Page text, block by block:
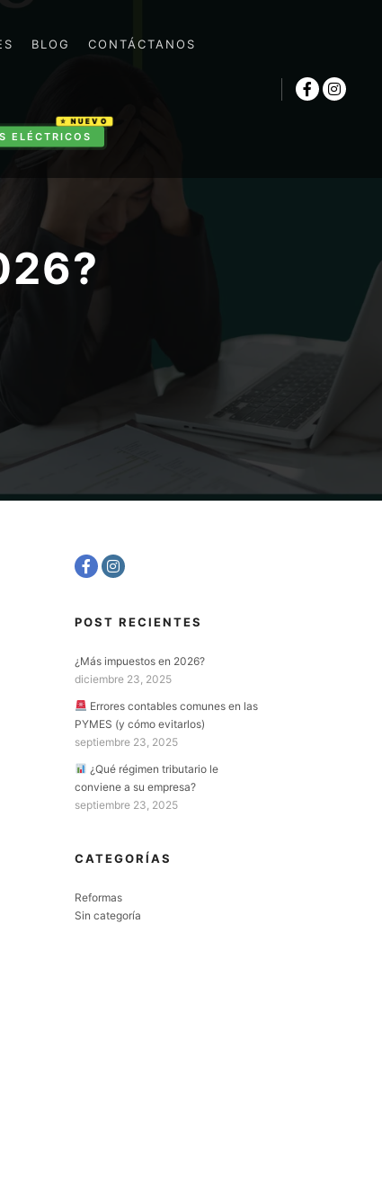
BLOG CONTÁCTANOS
ELÉCTRICOS
POST RECIENTES
¿Más impuestos en 2026?
diciembre 23, 2025
Errores contables comunes en las
PYMES (y cómo evitarlos)
septiembre 23, 2025
¿Qué régimen tributario le
conviene a su empresa?
septiembre 23, 2025
CATEGORÍAS
Reformas
Sin categoría